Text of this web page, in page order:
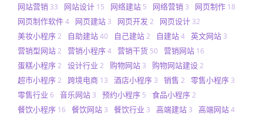
网站营销 33 网站设计 15 网络建站 5 网络营销 3 网页制作 18
网页制作软件4 网页建站 3 网页开发 2 网页设计 32
美妆小程序2 自助建站40 自己建站2 自建站4 英文网站 3
营销型网站2 营销小程序4 营销干货 50 营销网站 16
蛋糕小程序2 设计行业 2 购物网站 3 购物网站建设2
超市小程序2 跨境电商 13 酒店小程序 3 销售 2 零售小程序 3
零售行业 6 音乐网站 3 预约小程序 5 食品小程序2
餐饮小程序 16 餐饮网站 3 餐饮行业 3 高端建站 3 高端网站4